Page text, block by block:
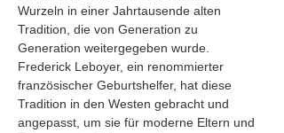
Wurzeln in einer Jahrtausende alten
Tradition, die von Generation zu
Generation weitergegeben wurde.
Frederick Leboyer, ein renommierter
französischer Geburtshelfer, hat diese
Tradition in den Westen gebracht und
angepasst, um sie für moderne Eltern und